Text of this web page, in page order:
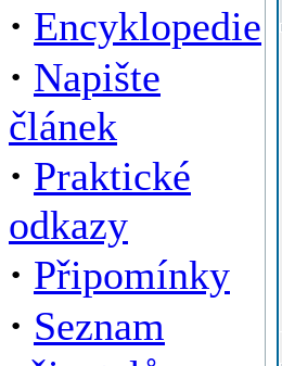
· Encyklopedie
· Napište
článek
· Praktické
odkazy
· Připomínky
· Seznam